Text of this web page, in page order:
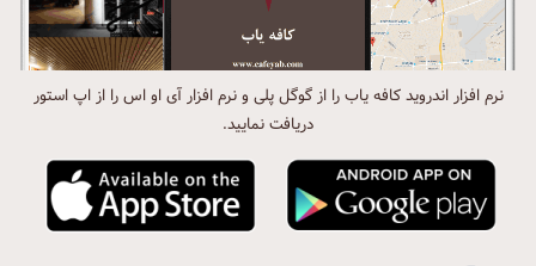
نرم افزار اندروید کافه یاب را از گوگل پلی و نرم افزار آی او اس را از اپ استور
دریافت نمایید.